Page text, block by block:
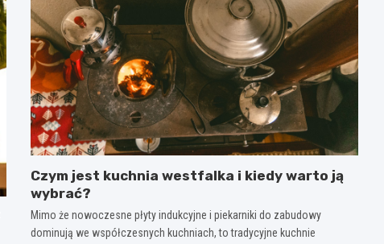
Czym jest kuchnia westfalka i kiedy warto ją
wybrać?
Mimo że nowoczesne płyty indukcyjne i piekarniki do zabudowy
dominują we współczesnych kuchniach, to tradycyjne kuchnie